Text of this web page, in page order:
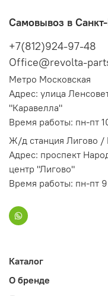
Самовывоз в
+7(812)924-97-48
Office@revolta-
Метро Московская
Адрес: улица
"Каравелла"
Время работы: пн-пт
Ж/д станция Лигово /
Адрес: проспект
центр "Лигово"
Время работы: пн-пт
Каталог
О бренде